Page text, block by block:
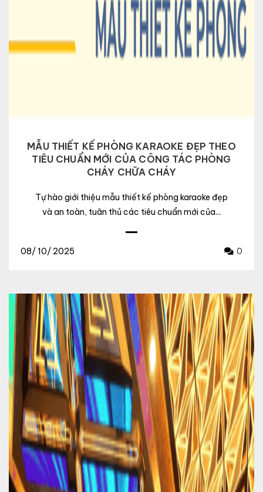
MẪU THIẾT KẾ PHÒNG KARAOKE ĐẸP THEO
TIÊU CHUẨN MỚI CỦA CÔNG TÁC PHÒNG
CHÁY CHỮA CHÁY
Tự hào giới thiệu mẫu thiết kế phòng karaoke đẹp
và an toàn, tuân thủ các tiêu chuẩn mới của...
08/10/ 2025 0